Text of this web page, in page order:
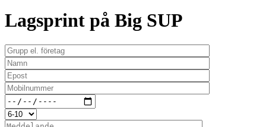
Lagsprint på Big SUP